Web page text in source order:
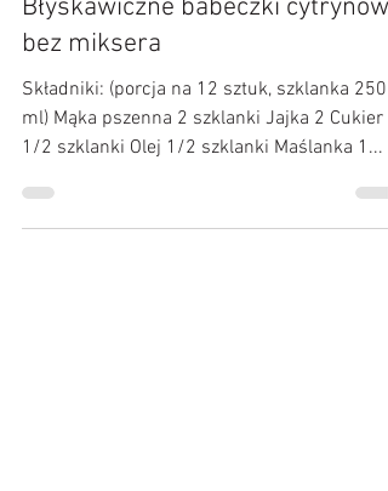
Kulinarne Przygody :)
Błyskawiczne babeczki cytrynowe
bez miksera
Składniki: (porcja na 12 sztuk, szklanka 250
ml) Mąka pszenna 2 szklanki Jajka 2 Cukier